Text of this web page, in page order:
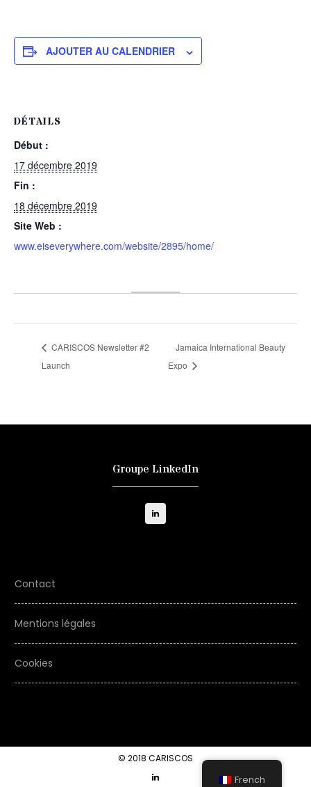
AJOUTER AU CALENDRIER
DÉTAILS
Début :
17 décembre 2019
Fin :
18 décembre 2019
Site Web :
www.eiseverywhere.com/website/2895/home/
CARISCOS Newsletter #2
Launch
Jamaica International Beauty
Expo
Groupe LinkedIn
Linkedin
Contact
Mentions légales
Cookies
© 2018 CARISCOS
Linkedin French